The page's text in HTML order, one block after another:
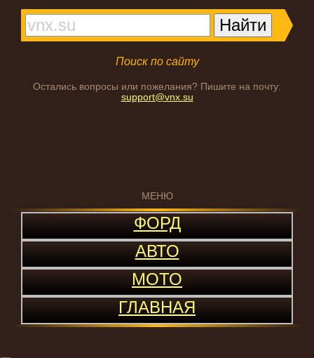
Поиск по сайту
Остались вопросы или пожелания? Пишите на почту:
support@vnx.su
МЕНЮ
ФОРД
АВТО
МОТО
ГЛАВНАЯ